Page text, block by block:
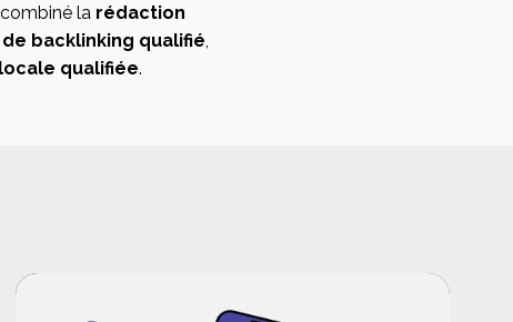
la rédaction
backlinking qualifié,
qualifiée.